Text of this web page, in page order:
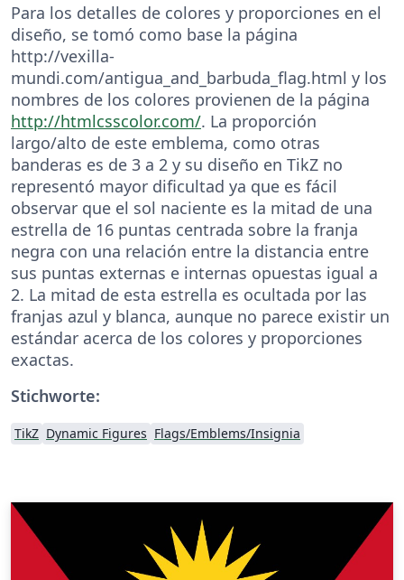
Para los detalles de colores y proporciones en el
diseño, se tomó como base la página
http://vexilla-
mundi.com/antigua_and_barbuda_flag.html y los
nombres de los colores provienen de la página
http://htmlcsscolor.com/. La proporción
largo/alto de este emblema, como otras
banderas es de 3 a 2 y su diseño en TikZ no
representó mayor dificultad ya que es fácil
observar que el sol naciente es la mitad de una
estrella de 16 puntas centrada sobre la franja
negra con una relación entre la distancia entre
sus puntas externas e internas opuestas igual a
2. La mitad de esta estrella es ocultada por las
franjas azul y blanca, aunque no parece existir un
estándar acerca de los colores y proporciones
exactas.
Stichworte:
TikZ Dynamic Figures Flags/Emblems/Insignia